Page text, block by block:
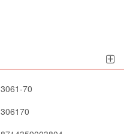
3061-70
306170